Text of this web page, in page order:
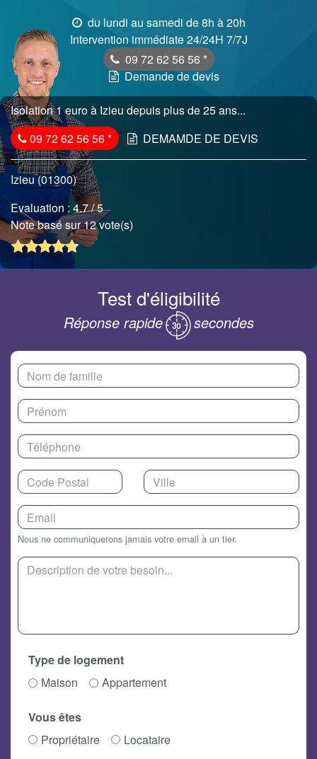
du lundi au samedi de 8h à 20h
Intervention immédiate 24/24H 7/7J
09 72 62 56 56 *
Demande de devis
Isolation 1 euro à Izieu depuis plus de 25 ans...
09 72 62 56 56* DEMAMDE DE DEVIS
Izieu (01300)
Evaluation :4.7/ 5
Note basé sur 12 vote(s)
Test d'éligibilité
Réponse rapide secondes
Nous ne communiquerons jamais votre email à un tier.
Type de logement
Maison
Appartement
Vous êtes
Propriétaire
Locataire